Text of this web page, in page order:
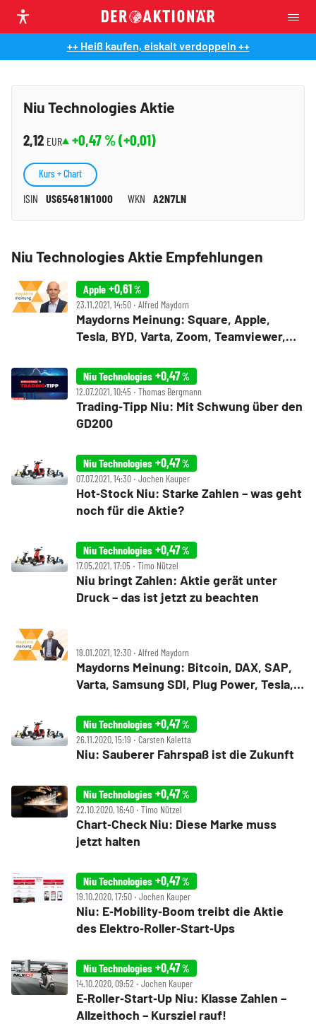
++ Heiß kaufen, eiskalt verdoppeln ++
Niu Technologies Aktie
2,12 EUR +0,47 % (+0,01)
ISIN US65481N1000 WKN A2N7LN
Kurs + Chart
Niu Technologies Aktie Empfehlungen
Apple +0,61%
23.11.2021, 14:50 ‧ Alfred Maydorn
Maydorns Meinung: Square, Apple,
Tesla, BYD, Varta, Zoom, Teamviewer,
Niu Technologies +0,47%
12.07.2021, 10:45 ‧ Thomas Bergmann
Trading‑Tipp Niu: Mit Schwung über den
GD200
Niu Technologies +0,47%
07.07.2021, 14:30 ‧ Jochen Kauper
Hot‑Stock Niu: Starke Zahlen – was geht
noch für die Aktie?
Niu Technologies +0,47%
17.05.2021, 17:05 ‧ Timo Nützel
Niu bringt Zahlen: Aktie gerät unter
Druck – das ist jetzt zu beachten
19.01.2021, 12:30 ‧ Alfred Maydorn
Maydorns Meinung: Bitcoin, DAX, SAP,
Varta, Samsung SDI, Plug Power, Tesla,
Lithium
Niu Technologies +0,47%
26.11.2020, 15:19 ‧ Carsten Kaletta
Niu: Sauberer Fahrspaß ist die Zukunft
Niu Technologies +0,47%
22.10.2020, 16:40 ‧ Timo Nützel
Chart‑Check Niu: Diese Marke muss
jetzt halten
Niu Technologies +0,47%
19.10.2020, 17:50 ‧ Jochen Kauper
Niu: E‑Mobility‑Boom treibt die Aktie
des Elektro‑Roller‑Start‑Ups
Niu Technologies +0,47%
14.10.2020, 09:52 ‧ Jochen Kauper
E‑Roller‑Start‑Up Niu: Klasse Zahlen –
Allzeithoch – Kursziel rauf!